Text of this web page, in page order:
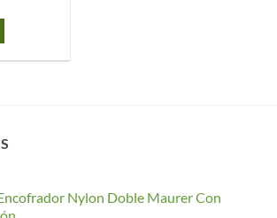
Nylon Doble Maurer Con